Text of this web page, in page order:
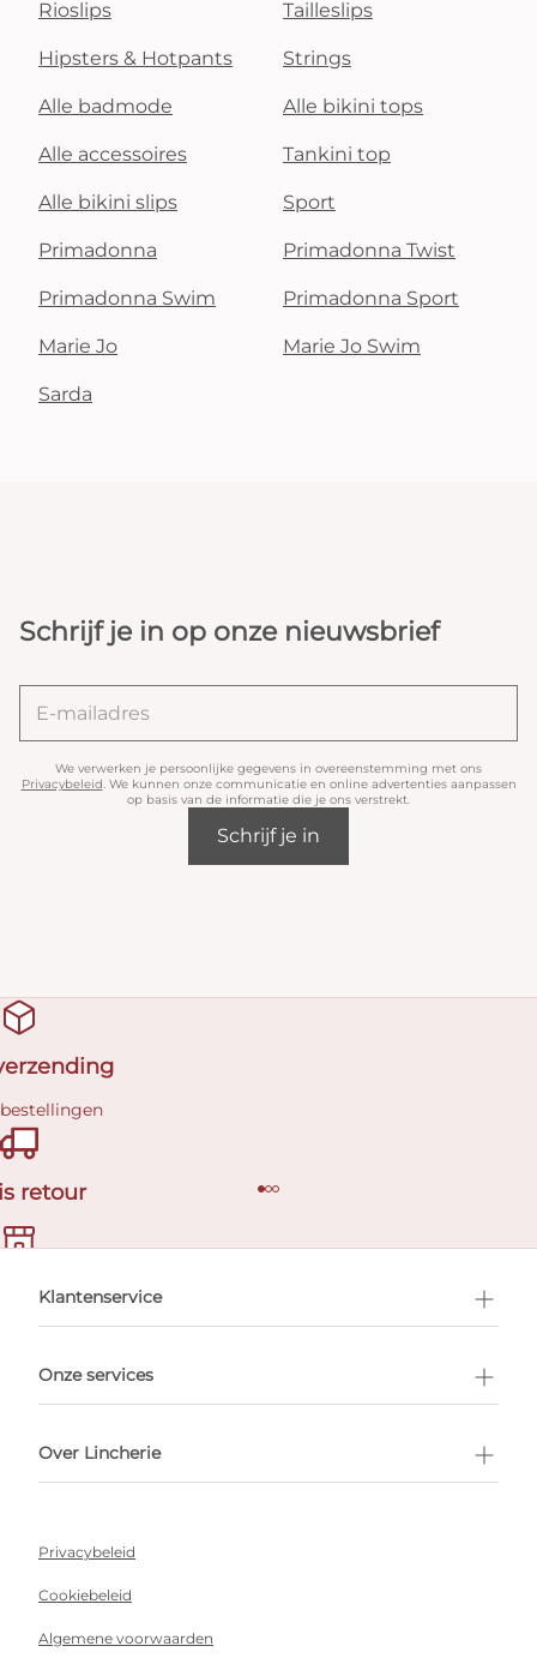
Rioslips Tailleslips
Hipsters & Hotpants Strings
Alle badmode Alle bikini tops
Alle accessoires Tankini top
Alle bikini slips Sport
Primadonna Primadonna Twist
Primadonna Swim Primadonna Sport
Marie Jo Marie Jo Swim
Sarda
Schrijf je in op onze nieuwsbrief
We verwerken je persoonlijke gegevens in overeenstemming met ons
Privacybeleid. We kunnen onze communicatie en online advertenties aanpassen
op basis van de informatie die je ons verstrekt.
Schrijf je in
retour
afspraak
Klantenservice
Onze services
Over Lincherie
Privacybeleid
Cookiebeleid
Algemene voorwaarden